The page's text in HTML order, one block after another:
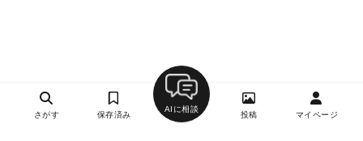
さがす 保存済み
AIに相談
投稿 マイページ